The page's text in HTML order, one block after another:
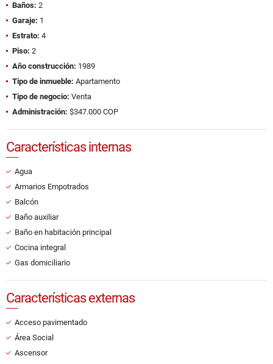
Baños: 2
Garaje: 1
Estrato: 4
Piso: 2
Año construcción: 1989
Tipo de inmueble: Apartamento
Tipo de negocio: Venta
Administración: $347.000 COP
Características internas
Agua
Armarios Empotrados
Balcón
Baño auxiliar
Baño en habitación principal
Cocina integral
Gas domiciliario
Características externas
Acceso pavimentado
Área Social
Ascensor